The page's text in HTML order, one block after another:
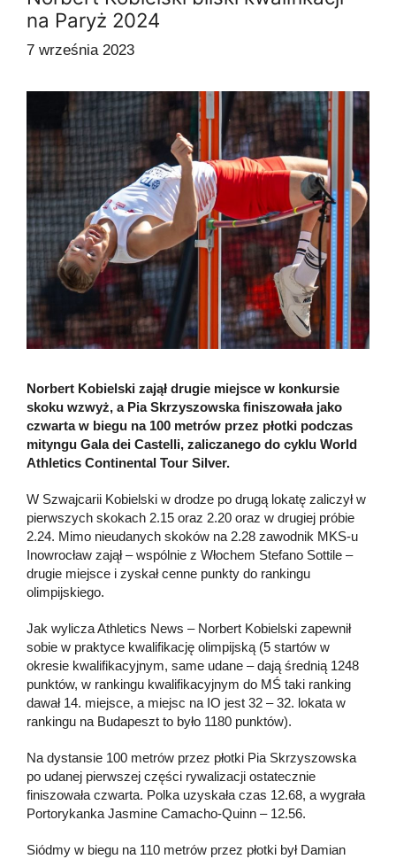
na Paryż 2024
7 września 2023
Norbert Kobielski zajął drugie miejsce w konkursie
skoku wzwyż, a Pia Skrzyszowska finiszowała jako
czwarta w biegu na 100 metrów przez płotki podczas
mityngu Gala dei Castelli, zaliczanego do cyklu World
Athletics Continental Tour Silver.
W Szwajcarii Kobielski w drodze po drugą lokatę zaliczył w
pierwszych skokach 2.15 oraz 2.20 oraz w drugiej próbie
2.24. Mimo nieudanych skoków na 2.28 zawodnik MKS-u
Inowrocław zajął – wspólnie z Włochem Stefano Sottile –
drugie miejsce i zyskał cenne punkty do rankingu
olimpijskiego.
Jak wylicza Athletics News – Norbert Kobielski zapewnił
sobie w praktyce kwalifikację olimpijską (5 startów w
okresie kwalifikacyjnym, same udane – dają średnią 1248
punktów, w rankingu kwalifikacyjnym do MŚ taki ranking
dawał 14. miejsce, a miejsc na IO jest 32 – 32. lokata w
rankingu na Budapeszt to było 1180 punktów).
Na dystansie 100 metrów przez płotki Pia Skrzyszowska
po udanej pierwszej części rywalizacji ostatecznie
finiszowała czwarta. Polka uzyskała czas 12.68, a wygrała
Portorykanka Jasmine Camacho-Quinn – 12.56.
Siódmy w biegu na 110 metrów przez płotki był Damian